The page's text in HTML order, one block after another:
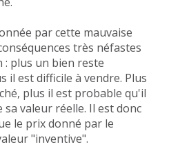
par cette mauvaise
très néfastes
: plus un bien reste
il est difficile à vendre. Plus
plus il est probable qu'il
sa valeur réelle. Il est donc
le prix donné par le
"inventive".